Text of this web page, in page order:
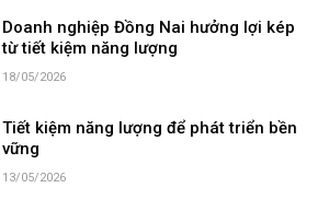
Doanh nghiệp Đồng Nai hưởng lợi kép
từ tiết kiệm năng lượng
18/05/2026
Tiết kiệm năng lượng để phát triển bền
vững
13/05/2026